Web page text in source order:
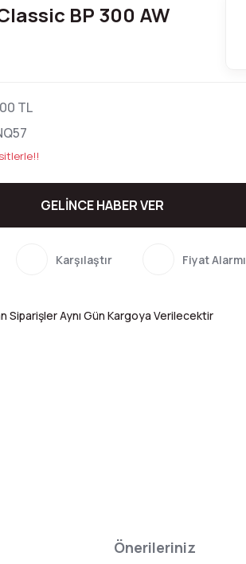
BP 300 AW
TL
GELİNCE HABER VER
Karşılaştır Fiyat Alarmı
Siparişler Aynı Gün Kargoya Verilecektir
Önerileriniz